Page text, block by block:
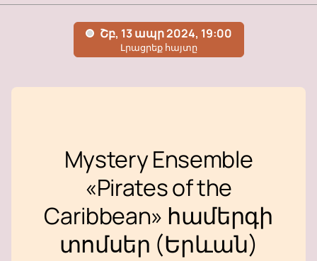
Mystery Ensemble
«Pirates of the
Caribbean» համերգի
տոմսեր (Երևան)